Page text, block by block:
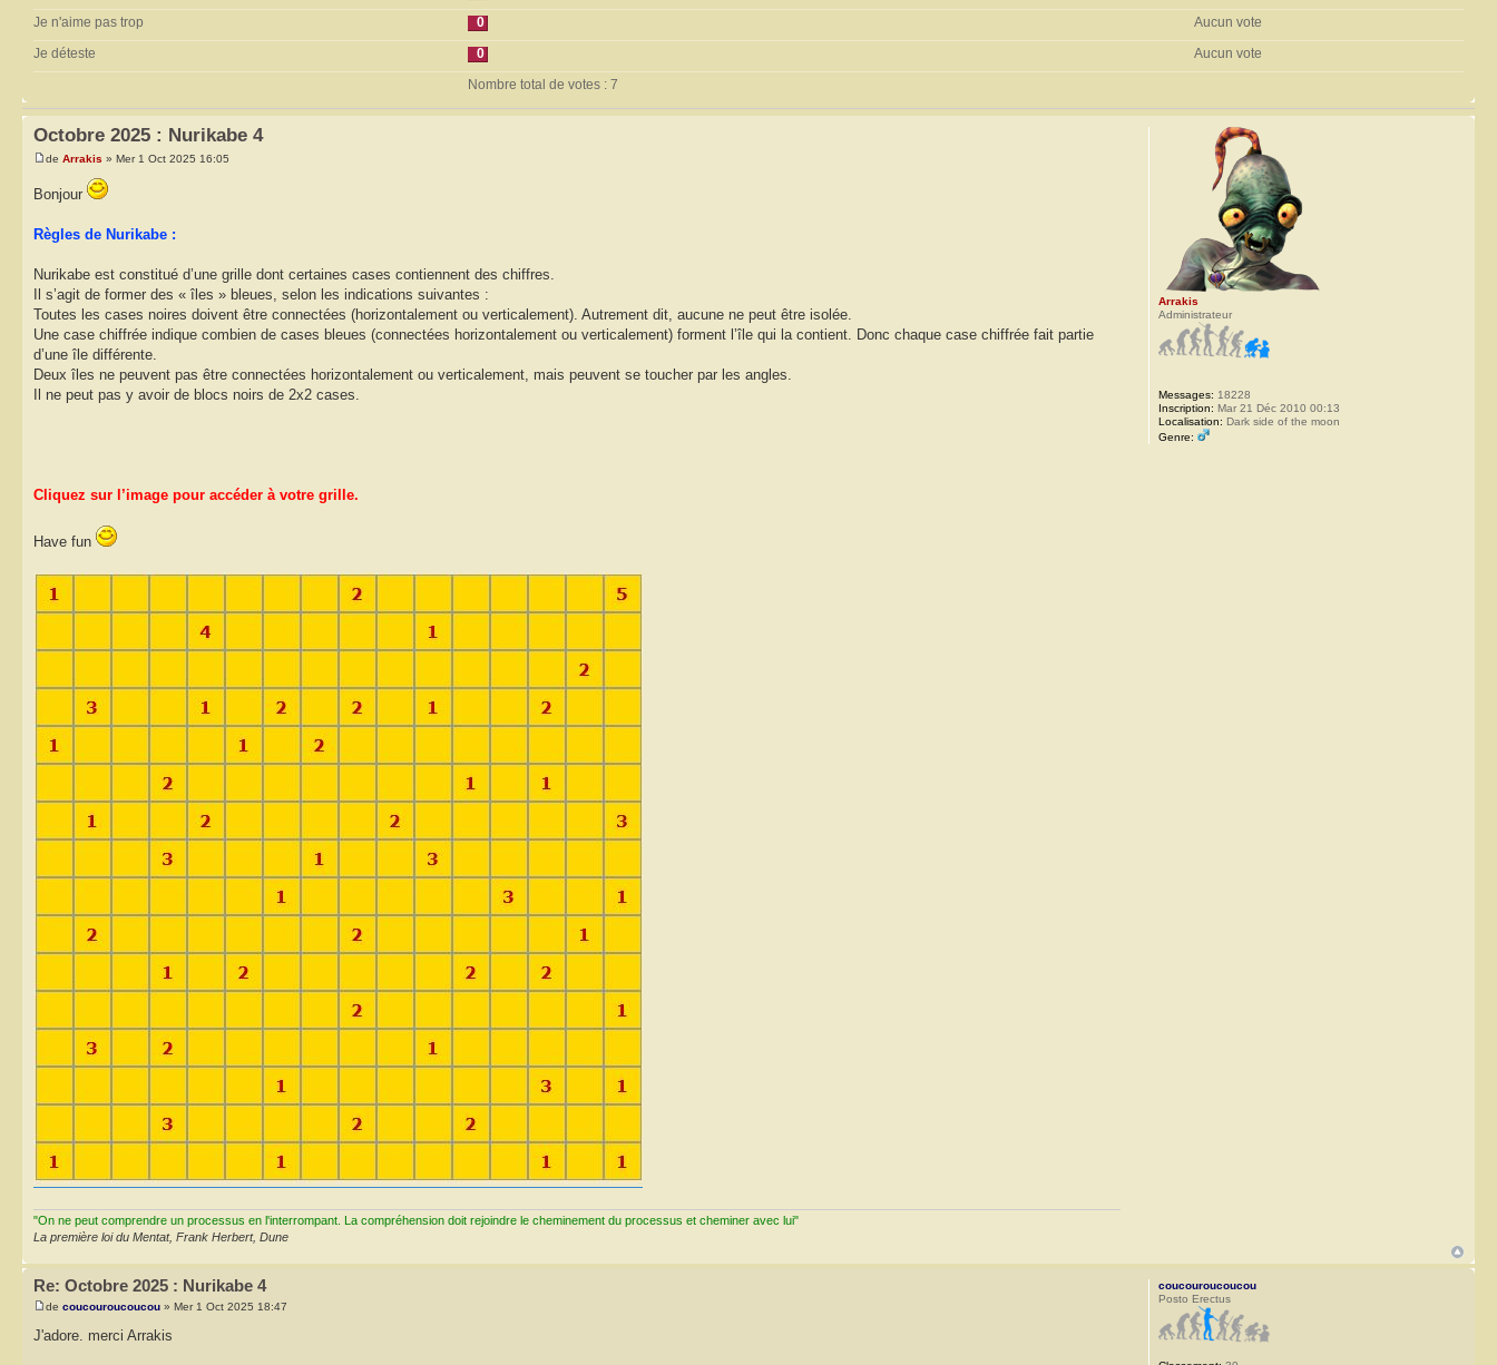
Je n'aime pas trop
0
Aucun vote
Je déteste
0
Aucun vote
Nombre total de votes : 7
Octobre 2025 : Nurikabe 4
de Arrakis » Mer 1 Oct 2025 16:05
Bonjour
Règles de Nurikabe :
Nurikabe est constitué d’une grille dont certaines cases contiennent des chiffres.
Il s’agit de former des « îles » bleues, selon les indications suivantes :
Toutes les cases noires doivent être connectées (horizontalement ou verticalement). Autrement dit, aucune ne peut être isolée.
Une case chiffrée indique combien de cases bleues (connectées horizontalement ou verticalement) forment l’île qui la contient. Donc chaque case chiffrée fait partie
d’une île différente.
Deux îles ne peuvent pas être connectées horizontalement ou verticalement, mais peuvent se toucher par les angles.
Il ne peut pas y avoir de blocs noirs de 2x2 cases.
Cliquez sur l’image pour accéder à votre grille.
Have fun
"On ne peut comprendre un processus en l'interrompant. La compréhension doit rejoindre le cheminement du processus et cheminer avec lui"
La première loi du Mentat, Frank Herbert, Dune
Arrakis
Administrateur
Messages: 18228
Inscription: Mar 21 Déc 2010 00:13
Localisation: Dark side of the moon
Genre:
Re: Octobre 2025 : Nurikabe 4
de coucouroucoucou » Mer 1 Oct 2025 18:47
J'adore. merci Arrakis
coucouroucoucou
Posto Erectus